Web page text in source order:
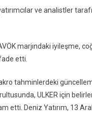
ve analistler
marjındaki iyileşme,
etti.
tahminlerdeki
ULKER için
etti. Deniz Yatırım, 13